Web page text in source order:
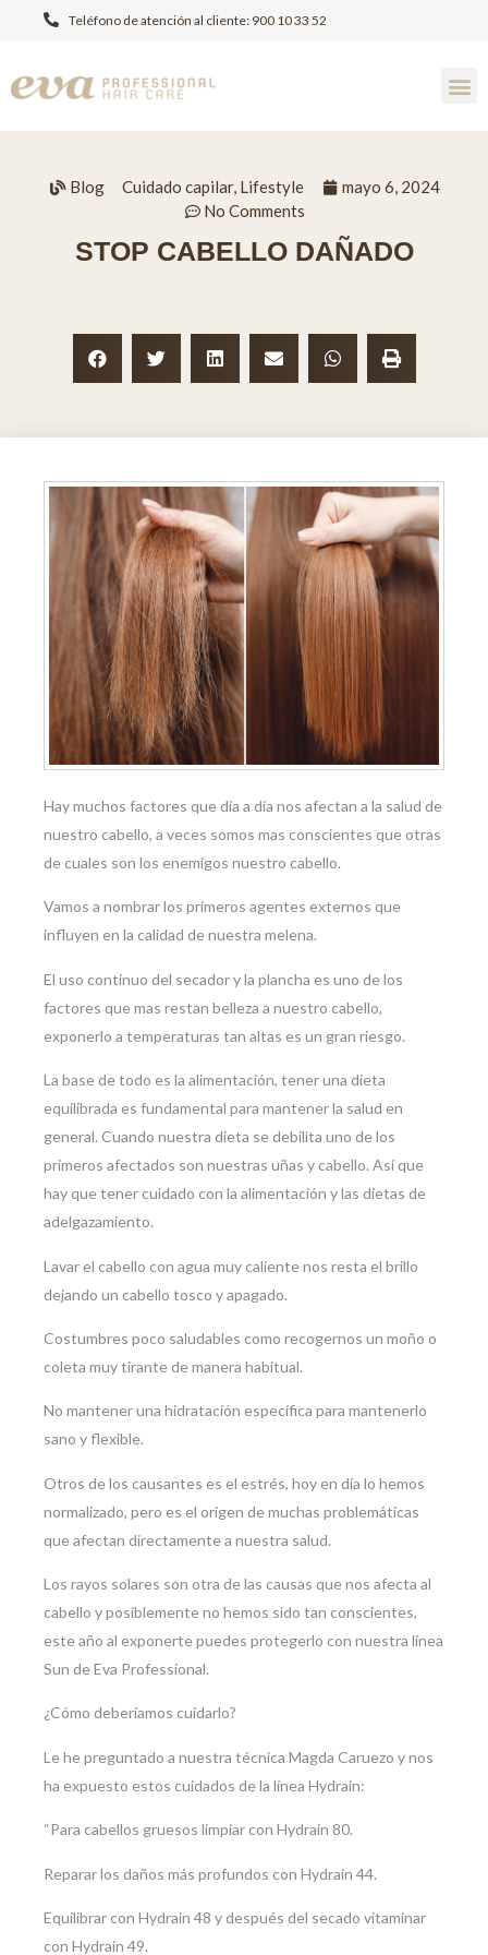
Teléfono de atención al cliente: 900 10 33 52
Blog Cuidado capilar, Lifestyle
mayo 6, 2024
No Comments
STOP CABELLO DAÑADO
Hay muchos factores que día a día nos afectan a la salud de
nuestro cabello, a veces somos mas conscientes que otras
de cuales son los enemigos nuestro cabello.
Vamos a nombrar los primeros agentes externos que
influyen en la calidad de nuestra melena.
El uso continuo del secador y la plancha es uno de los
factores que mas restan belleza a nuestro cabello,
exponerlo a temperaturas tan altas es un gran riesgo.
La base de todo es la alimentación, tener una dieta
equilibrada es fundamental para mantener la salud en
general. Cuando nuestra dieta se debilita uno de los
primeros afectados son nuestras uñas y cabello. Así que
hay que tener cuidado con la alimentación y las dietas de
adelgazamiento.
Lavar el cabello con agua muy caliente nos resta el brillo
dejando un cabello tosco y apagado.
Costumbres poco saludables como recogernos un moño o
coleta muy tirante de manera habitual.
No mantener una hidratación específica para mantenerlo
sano y flexible.
Otros de los causantes es el estrés, hoy en día lo hemos
normalizado, pero es el origen de muchas problemáticas
que afectan directamente a nuestra salud.
Los rayos solares son otra de las causas que nos afecta al
cabello y posiblemente no hemos sido tan conscientes,
este año al exponerte puedes protegerlo con nuestra línea
Sun de Eva Professional.
¿Cómo deberíamos cuidarlo?
Le he preguntado a nuestra técnica Magda Caruezo y nos
ha expuesto estos cuidados de la línea Hydrain:
“Para cabellos gruesos limpiar con Hydrain 80.
Reparar los daños más profundos con Hydrain 44.
Equilibrar con Hydrain 48 y después del secado vitaminar
con Hydrain 49.